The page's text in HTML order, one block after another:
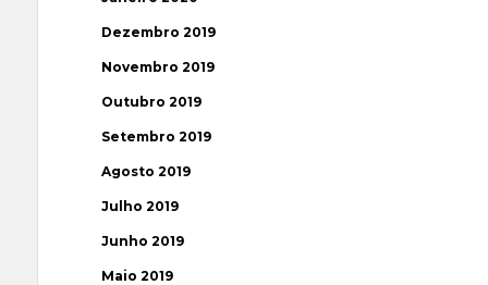
Dezembro 2019
Novembro 2019
Outubro 2019
Setembro 2019
Agosto 2019
Julho 2019
Junho 2019
Maio 2019